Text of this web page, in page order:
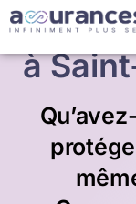
à